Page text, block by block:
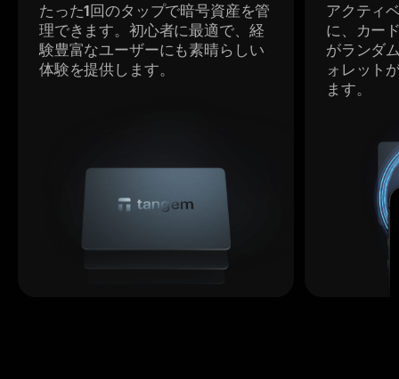
たった1回のタップで暗号資産を管
理できます。初心者に最適で、経
験豊富なユーザーにも素晴らしい
体験を提供します。
アクティ
に、カー
がランダ
ォレット
ます。